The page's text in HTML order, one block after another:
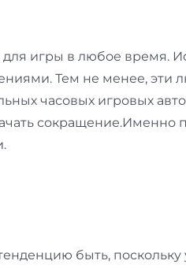
для игры в любое время.
Тем не менее, эти
часовых игровых
сокращение.Именно
быть, поскольку